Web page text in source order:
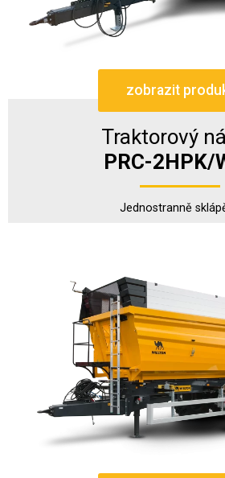
zobrazit
Traktorový
PRC-2HPK/
Jednostranně